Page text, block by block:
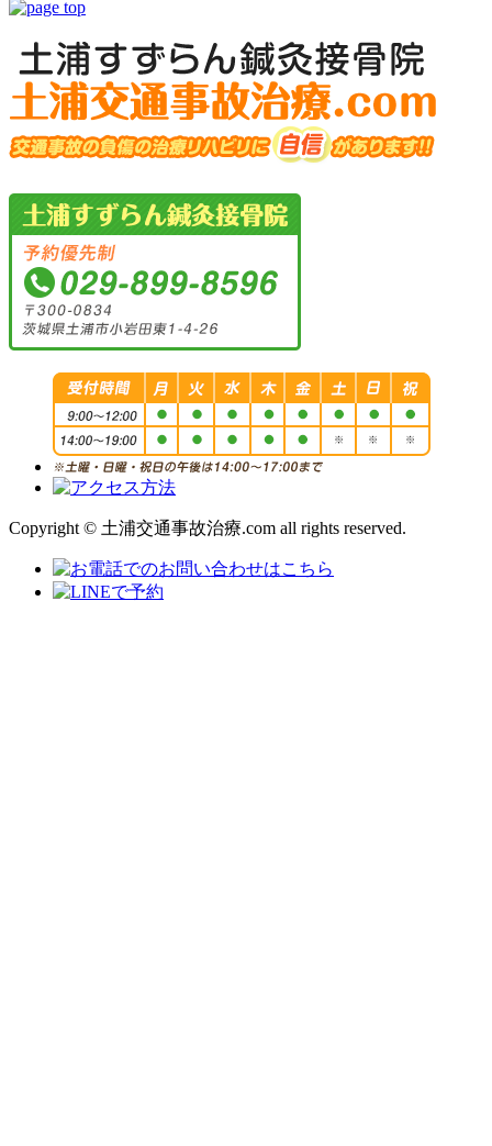
Copyright © 土浦交通事故治療.com all rights reserved.